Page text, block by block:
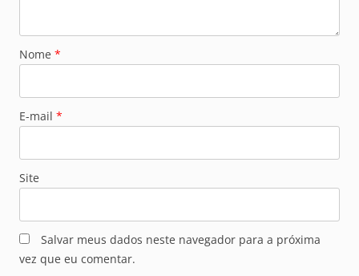
Nome *
E-mail *
Site
Salvar meus dados neste navegador para a próxima
vez que eu comentar.